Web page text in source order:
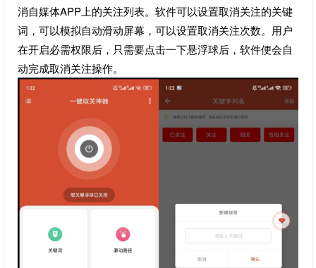
消自媒体APP上的关注列表。软件可以设置取消关注的关键
词，可以模拟自动滑动屏幕，可以设置取消关注次数。用户
在开启必需权限后，只需要点击一下悬浮球后，软件便会自
动完成取消关注操作。